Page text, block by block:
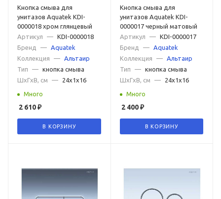
Кнопка смыва для
унитазов Aquatek KDI-
0000018 хром глянцевый
Артикул
— KDI-0000018
Бренд
—
Aquatek
Коллекция
—
Альтаир
Тип
— кнопка смыва
ШxГxВ, см
— 24x1x16
Много
2 610₽
В КОРЗИНУ
Кнопка смыва для
унитазов Aquatek KDI-
0000017 черный матовый
Артикул
—
KDI-0000017
Бренд
—
Aquatek
Коллекция
—
Альтаир
Тип
—
кнопка смыва
ШxГxВ, см
— 24x1x16
Много
2 400₽
В КОРЗИНУ